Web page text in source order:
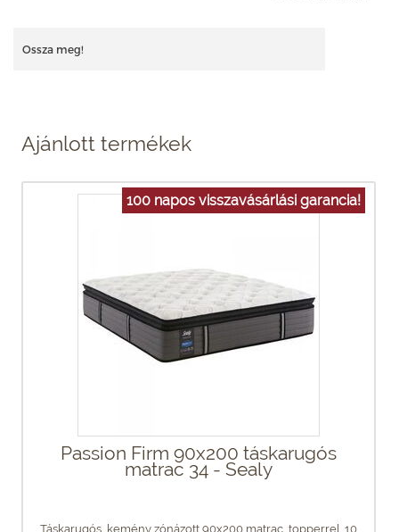
Ossza meg!
Ajánlott termékek
100 napos visszavásárlási garancia!
Passion Firm 90x200 táskarugós
matrac 34 - Sealy
Táskarugós, kemény zónázott 90x200 matrac, topperrel. 10